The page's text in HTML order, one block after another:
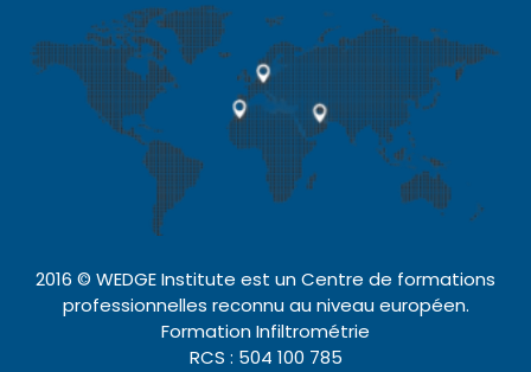
2016 © WEDGE Institute est un Centre de formations
professionnelles reconnu au niveau européen.
Formation Infiltrométrie
RCS : 504 100 785